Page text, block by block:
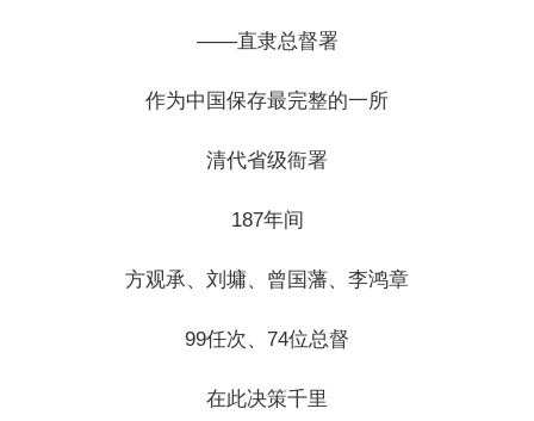
——直隶总督署
作为中国保存最完整的一所
清代省级衙署
187年间
方观承、刘墉、曾国藩、李鸿章
99任次、74位总督
在此决策千里